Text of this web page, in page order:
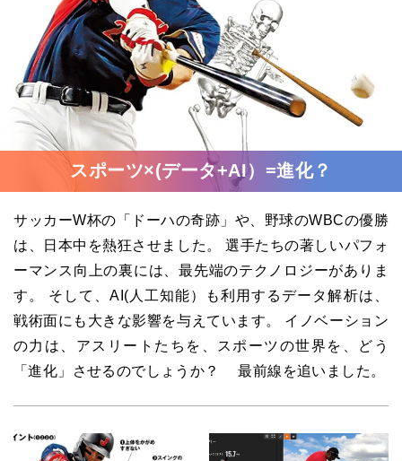
スポーツ×(データ+AI）=進化？
サッカーW杯の「ドーハの奇跡」や、野球のWBCの優勝
は、日本中を熱狂させました。 選手たちの著しいパフォ
ーマンス向上の裏には、最先端のテクノロジーがありま
す。 そして、AI(人工知能）も利用するデータ解析は、
戦術面にも大きな影響を与えています。 イノベーション
の力は、アスリートたちを、スポーツの世界を、どう
「進化」させるのでしょうか？ 最前線を追いました。